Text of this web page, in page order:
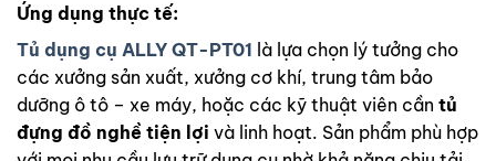
Ứng dụng thực tế:
Tủ dụng cụ ALLY QT-PT01 là lựa chọn lý tưởng cho
các xưởng sản xuất, xưởng cơ khí, trung tâm bảo
dưỡng ô tô – xe máy, hoặc các kỹ thuật viên cần tủ
đựng đồ nghề tiện lợi và linh hoạt. Sản phẩm phù hợp